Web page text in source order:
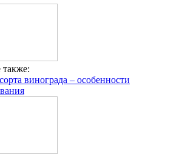
также:
винограда – особенности